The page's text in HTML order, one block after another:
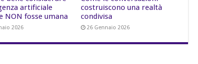
artificiale
NON fosse umana
2026
costruiscono una realtà
condivisa
26 Gennaio 2026